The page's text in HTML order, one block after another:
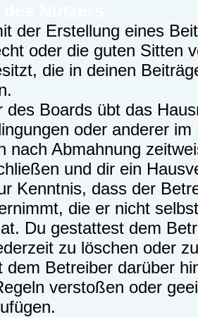
der Erstellung eines
oder die guten Sitten
die in deinen
des Boards übt das
oder anderer
nach Abmahnung
und dir ein
Kenntnis, dass der
die er nicht
Du gestattest dem
zu löschen oder
dem Betreiber darüber
verstoßen oder